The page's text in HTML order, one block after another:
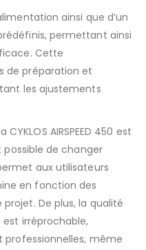
ainsi que d’un
permettant ainsi
Cette
de préparation et
les ajustements
AIRSPEED 450 est
de changer
aux utilisateurs
en fonction des
De plus, la qualité
irréprochable,
même